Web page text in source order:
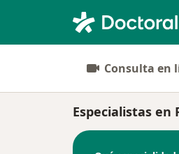
Consulta en
Especialistas